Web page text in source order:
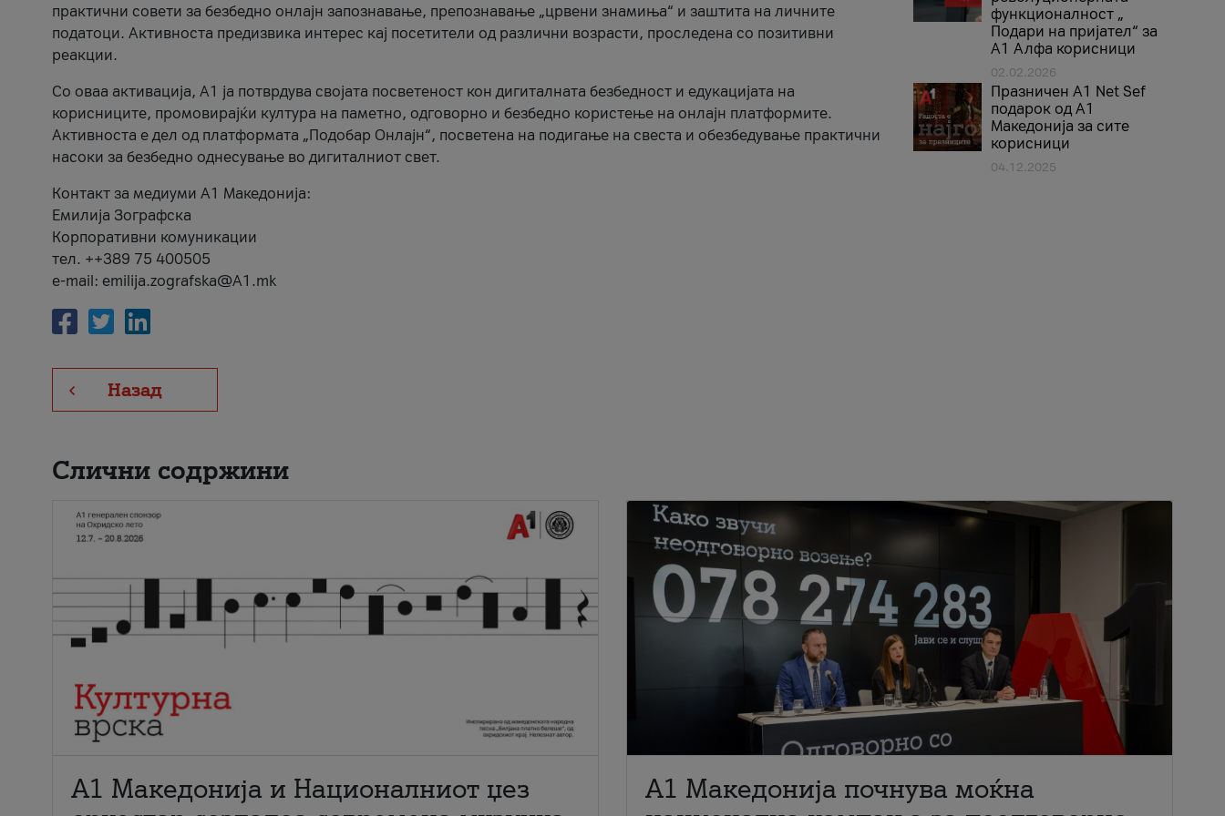
практични совети за безбедно онлајн запознавање, препознавање „црвени знамиња“ и заштита на личните
податоци. Активноста предизвика интерес кај посетители од различни возрасти, проследена со позитивни
реакции.
Со оваа активација, А1 ја потврдува својата посветеност кон дигиталната безбедност и едукацијата на
корисниците, промовирајќи култура на паметно, одговорно и безбедно користење на онлајн платформите.
Активноста е дел од платформата „Подобар Онлајн“, посветена на подигање на свеста и обезбедување практични
насоки за безбедно однесување во дигиталниот свет.
Контакт за медиуми А1 Македонија:
Емилија Зографска
Корпоративни комуникации
тел. ++389 75 400505
e-mail: emilija.zografska@A1.mk
Назад
функционалност „
Подари на пријател“ за
А1 Алфа корисници
02.02.2026
Празничен A1 Net Sеf
подарок од А1
Македонија за сите
корисници
04.12.2025
Слични содржини
А1 Македонија и Националниот џез
A1 Македонија почнува моќна